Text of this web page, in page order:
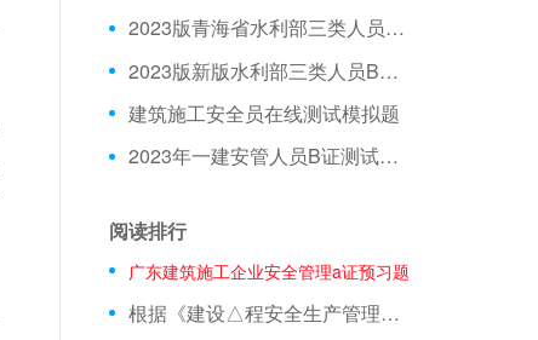
2023版青海省水利部三类人员C证模拟习题
2023版新版水利部三类人员B证在线测试模拟试题
建筑施工安全员在线测试模拟题
2023年一建安管人员B证测试试题
阅读排行
广东建筑施工企业安全管理a证预习题
根据《建设△程安全生产管理条例》规定,勘察单位应当按照()进行勘察,提供的勘察文件应当真实.准确,满足建设工程安全生产的需要.